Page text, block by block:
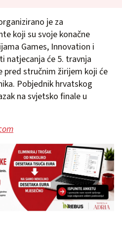
je za
koji su svoje konačne
Games, Innovation i
natjecanja će 5. travnja
stručnim žirijem koji će
Pobjednik hrvatskog
na svjetsko finale u